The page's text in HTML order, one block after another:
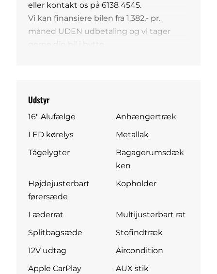
eller kontakt os på 6138 4545.
Vi kan finansiere bilen fra 1.382,- pr.
måned UDEN udbetaling og vi tager
Udstyr
16" Alufælge
Anhængertræk
LED kørelys
Metallak
Tågelygter
Bagagerumsdæk
ken
Højdejusterbart
førersæde
Kopholder
Læderrat
Multijusterbart rat
Splitbagsæde
Stofindtræk
12V udtag
Aircondition
Apple CarPlay
AUX stik